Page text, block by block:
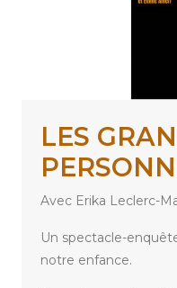
LES
Avec Erika Leclerc-
Un spectacle-
notre enfance.